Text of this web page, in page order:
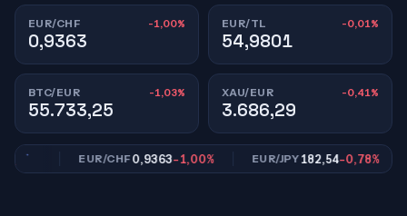
EUR/CHF -1,00%
0,9363
EUR/TL -0,01%
54,9801
BTC/EUR -1,03%
55.733,25
XAU/EUR -0,41%
3.686,29
EUR/CHF0,9363-1,00% EUR/JPY182,54-0,78%